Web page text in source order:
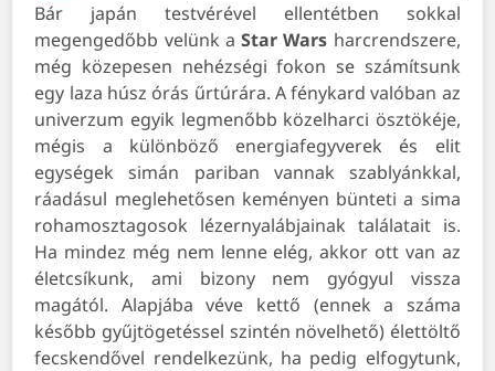
Bár japán testvérével ellentétben sokkal
megengedőbb velünk aStar Wars harcrendszere,
még közepesen nehézségi fokon se számítsunk
egy laza húsz órás űrtúrára. A fénykard valóban az
univerzum egyik legmenőbb közelharci ösztökéje,
mégis a különböző energiafegyverek és elit
egységek simán pariban vannak szablyánkkal,
ráadásul meglehetősen keményen bünteti a sima
rohamosztagosok lézernyalábjainak találatait is.
Ha mindez még nem lenne elég, akkor ott van az
életcsíkunk, ami bizony nem gyógyul vissza
magától. Alapjába véve kettő (ennek a száma
később gyűjtögetéssel szintén növelhető) élettöltő
fecskendővel rendelkezünk, ha pedig elfogytunk,